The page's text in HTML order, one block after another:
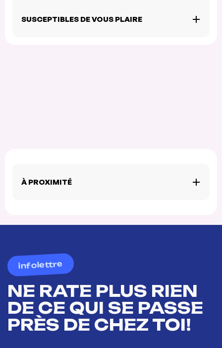
SUSCEPTIBLES DE VOUS PLAIRE
À PROXIMITÉ
infolettre
NE RATE PLUS RIEN
DE CE QUI SE PASSE
PRÈS DE CHEZ TOI!